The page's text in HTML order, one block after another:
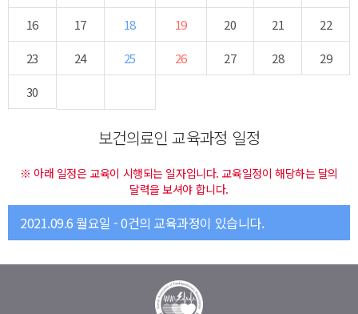
16
17 18 19 20 21
22
23
24 25 26 27 28
29
30
보건의료인 교육과정 일정
※ 아래 일정은 교육이 시행되는 일자입니다. 교육일정이 해당하는 달의
달력을 보셔야 합니다.
2021.09.6 월요일 - 0건의 교육과정이 있습니다.